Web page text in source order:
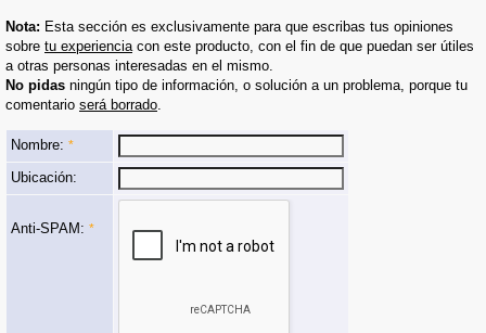
Nota: Esta sección es exclusivamente para que escribas tus opiniones
sobre tu experienciacon este producto, con el fin de que puedan ser útiles
a otras personas interesadas en el mismo.
No pidas ningún tipo de información, o solución a un problema, porque tu
comentario será borrado.
Nombre: *
Ubicación:
Anti-SPAM: *